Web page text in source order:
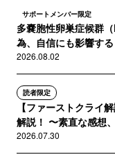
サポートメンバー限定
多嚢胞性卵巣症候群
為、自信にも影響す
2026.08.02
読者限定
【ファーストクライ
解説！ 〜素直な感想
2026.07.30